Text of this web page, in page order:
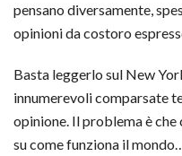
pensano diversamente,
opinioni da costoro
Basta leggerlo sul New
innumerevoli comparsate
opinione. Il problema è
su come funziona il